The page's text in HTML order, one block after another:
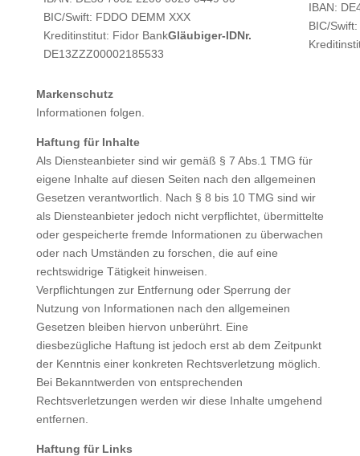
BIC/Swift: FDDO DEMM XXX
Kreditinstitut: Fidor BankGläubiger-IDNr.
DE13ZZZ00002185533
IBAN:
BIC/
Markenschutz
Informationen folgen.
Haftung für Inhalte
Als Diensteanbieter sind wir gemäß § 7 Abs.1 TMG für
eigene Inhalte auf diesen Seiten nach den allgemeinen
Gesetzen verantwortlich. Nach § 8 bis 10 TMG sind wir
als Diensteanbieter jedoch nicht verpflichtet, übermittelte
oder gespeicherte fremde Informationen zu überwachen
oder nach Umständen zu forschen, die auf eine
rechtswidrige Tätigkeit hinweisen.
Verpflichtungen zur Entfernung oder Sperrung der
Nutzung von Informationen nach den allgemeinen
Gesetzen bleiben hiervon unberührt. Eine
diesbezügliche Haftung ist jedoch erst ab dem Zeitpunkt
der Kenntnis einer konkreten Rechtsverletzung möglich.
Bei Bekanntwerden von entsprechenden
Rechtsverletzungen werden wir diese Inhalte umgehend
entfernen.
Haftung für Links